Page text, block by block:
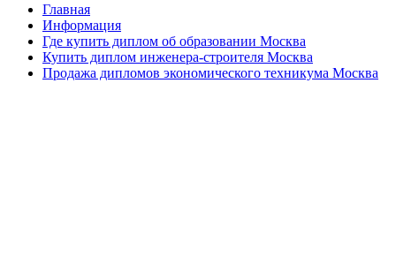
Главная
Информация
Где купить диплом об образовании Москва
Купить диплом инженера-строителя Москва
Продажа дипломов экономического техникума Москва